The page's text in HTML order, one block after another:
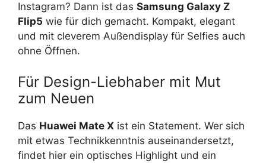
Instagram? Dann ist das Samsung Galaxy Z
Flip5 wie für dich gemacht. Kompakt, elegant
und mit cleverem Außendisplay für Selfies auch
ohne Öffnen.
Für Design-Liebhaber mit Mut
zum Neuen
Das Huawei Mate X ist ein Statement. Wer sich
mit etwas Technikkenntnis auseinandersetzt,
findet hier ein optisches Highlight und ein